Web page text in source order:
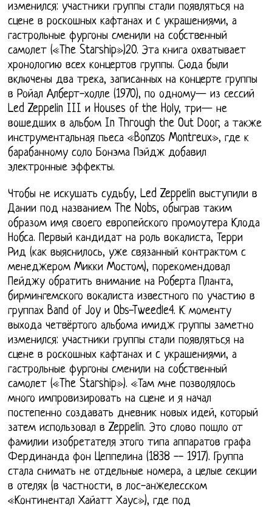
изменился: участники группы стали появляться на
сцене в роскошных кафтанах и c украшениями, а
гастрольные фургоны сменили на собственный
самолет («The Starship»)20. Эта книга охватывает
хронологию всех концертов группы. Сюда были
включены два трека, записанных на концерте группы
в Ройал Алберт-холле (1970), по одному— из сессий
Led Zeppelin III и Houses of the Holy, три— не
вошедших в альбом In Through the Out Door, а также
инструментальная пьеса «Bonzos Montreux», где к
барабанному соло Бонэма Пэйдж добавил
электронные эффекты.
Чтобы не искушать судьбу, Led Zeppelin выступили в
Дании под названием The Nobs, обыграв таким
образом имя своего европейского промоутера Клода
Нобса. Первый кандидат на роль вокалиста, Терри
Рид (как выяснилось, уже связанный контрактом с
менеджером Микки Мостом), порекомендовал
Пейджу обратить внимание на Роберта Планта,
бирмингемского вокалиста известного по участию в
группах Band of Joy и Obs-Tweedle4. К моменту
выхода четвёртого альбома имидж группы заметно
изменился: участники группы стали появляться на
сцене в роскошных кафтанах и c украшениями, а
гастрольные фургоны сменили на собственный
самолет («The Starship»). «Там мне позволялось
много импровизировать на сцене и я начал
постепенно создавать дневник новых идей, который
затем использовал в Zeppelin. Это слово пошло от
фамилии изобретателя этого типа аппаратов графа
Фердинанда фон Цеппелина (1838 -- 1917). Группа
стала снимать не отдельные номера, а целые секции
в отелях (в частности, в лос-анжелесском
«Континентал Хайатт Хаус»), где под